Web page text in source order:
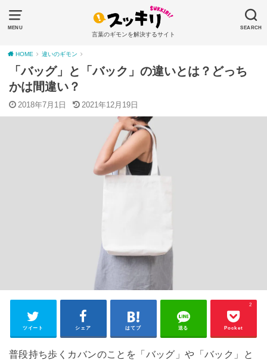
MENU SEARCH
言葉のギモンを解決するサイト
HOME 違いのギモン
「バッグ」と「バック」の違いとは？どっち
かは間違い？
2018年7月1日 2021年12月19日
ツイート シェア はてブ 送る Pocket
2
普段持ち歩くカバンのことを「バッグ」や「バック」と